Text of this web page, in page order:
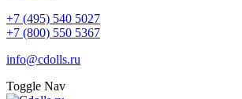
+7 (495) 540 5027
+7 (800) 550 5367
info@cdolls.ru
Toggle Nav